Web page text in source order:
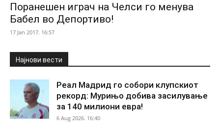
Поранешен играч на Челси го менува
Бабел во Депортиво!
17 Jan 2017. 16:57
Најнови вести
Реал Мадрид го собори клупскиот
рекорд: Мурињо добива засилување
за 140 милиони евра!
6 Aug 2026. 16:40